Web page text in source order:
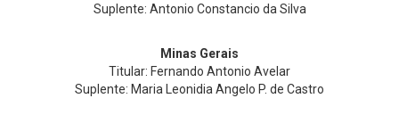
Suplente: Antonio Constancio da Silva
Minas Gerais
Titular: Fernando Antonio Avelar
Suplente: Maria Leonidia Angelo P. de Castro